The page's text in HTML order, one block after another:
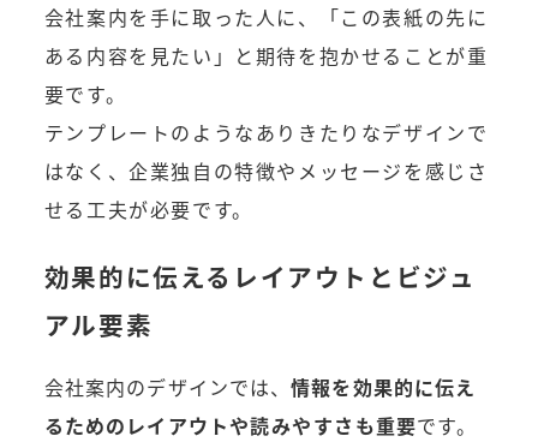
会社案内を手に取った人に、「この表紙の先に
ある内容を見たい」と期待を抱かせることが重
要です。
テンプレートのようなありきたりなデザインで
はなく、企業独自の特徴やメッセージを感じさ
せる工夫が必要です。
効果的に伝えるレイアウトとビジュ
アル要素
会社案内のデザインでは、情報を効果的に伝え
るためのレイアウトや読みやすさ も重要です。